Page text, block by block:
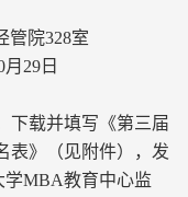
管院328室
月 29 日
下载并填写《第三届
表》（见附件），发
学MBA教育中心监